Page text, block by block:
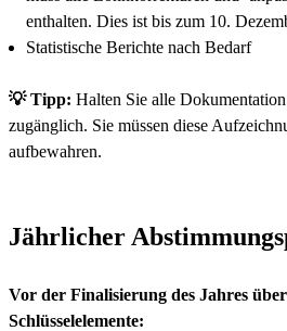
enthalten. Dies ist bis zum 10.
Statistische Berichte nach Bedarf
💡 Tipp: Halten Sie alle
zugänglich. Sie müssen diese
aufbewahren.
Jährlicher
Vor der Finalisierung des Jahres
Schlüsselelemente: